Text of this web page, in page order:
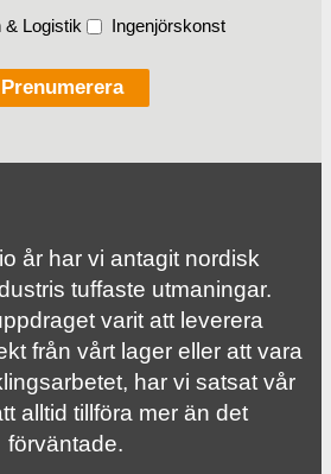
& Logistik
Ingenjörskonst
år har vi antagit nordisk
tuffaste utmaningar.
varit att leverera
från vårt lager eller att vara
har vi satsat vår
alltid tillföra mer än det
förväntade.